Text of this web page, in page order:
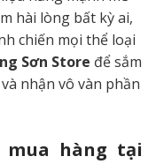
hài lòng bất kỳ ai,
chiến mọi thể loại
Sơn Store để sắm
nhận vô vàn phần
mua hàng tại